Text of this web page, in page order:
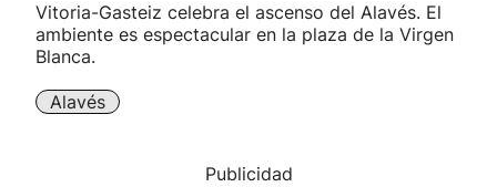
Vitoria-Gasteiz celebra el ascenso del Alavés. El
ambiente es espectacular en la plaza de la Virgen
Blanca.
Alavés
Publicidad